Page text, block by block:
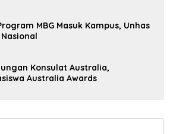
MBG Masuk Kampus, Unhas
Konsulat Australia,
Australia Awards